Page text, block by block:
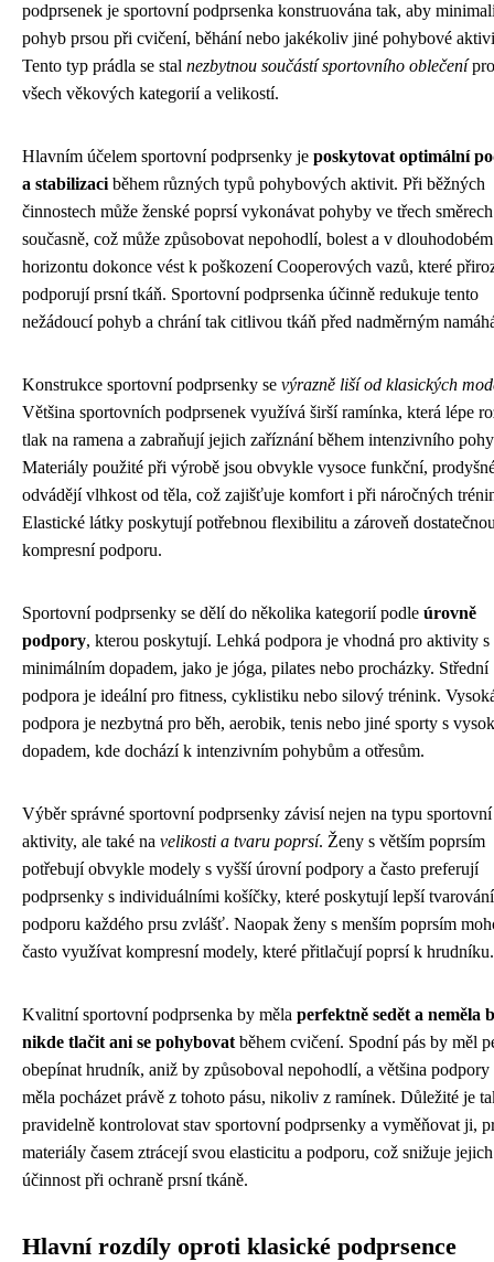
podprsenek je sportovní podprsenka konstruována tak, aby
pohyb prsou při cvičení, běhání nebo jakékoliv jiné pohybové
Tento typ prádla se stal nezbytnou součástí sportovního oblečení
všech věkových kategorií a velikostí.
Hlavním účelem sportovní podprsenky je poskytovat optimální
a stabilizaci během různých typů pohybových aktivit. Při běžných
činnostech může ženské poprsí vykonávat pohyby ve třech směrech
současně, což může způsobovat nepohodlí, bolest a v dlouhodobém
horizontu dokonce vést k poškození Cooperových vazů, které
podporují prsní tkáň. Sportovní podprsenka účinně redukuje tento
nežádoucí pohyb a chrání tak citlivou tkáň před nadměrným
Konstrukce sportovní podprsenky se výrazně liší od klasických
Většina sportovních podprsenek využívá širší ramínka, která lépe
tlak na ramena a zabraňují jejich zaříznání během intenzivního
Materiály použité při výrobě jsou obvykle vysoce funkční,
odvádějí vlhkost od těla, což zajišťuje komfort i při náročných
Elastické látky poskytují potřebnou flexibilitu a zároveň
kompresní podporu.
Sportovní podprsenky se dělí do několika kategorií podle úrovně
podpory, kterou poskytují. Lehká podpora je vhodná pro aktivity s
minimálním dopadem, jako je jóga, pilates nebo procházky. Střední
podpora je ideální pro fitness, cyklistiku nebo silový trénink.
podpora je nezbytná pro běh, aerobik, tenis nebo jiné sporty s
dopadem, kde dochází k intenzivním pohybům a otřesům.
Výběr správné sportovní podprsenky závisí nejen na typu sportovní
aktivity, ale také na velikosti a tvaru poprsí. Ženy s větším poprsím
potřebují obvykle modely s vyšší úrovní podpory a často preferují
podprsenky s individuálními košíčky, které poskytují lepší
podporu každého prsu zvlášť. Naopak ženy s menším poprsím
často využívat kompresní modely, které přitlačují poprsí k hrudníku.
Kvalitní sportovní podprsenka by měla perfektně sedět a neměla
nikde tlačit ani se pohybovat během cvičení. Spodní pás by měl
obepínat hrudník, aniž by způsoboval nepohodlí, a většina podpory
měla pocházet právě z tohoto pásu, nikoliv z ramínek. Důležité je
pravidelně kontrolovat stav sportovní podprsenky a vyměňovat ji,
materiály časem ztrácejí svou elasticitu a podporu, což snižuje jejich
účinnost při ochraně prsní tkáně.
Hlavní rozdíly oproti klasické podprsence